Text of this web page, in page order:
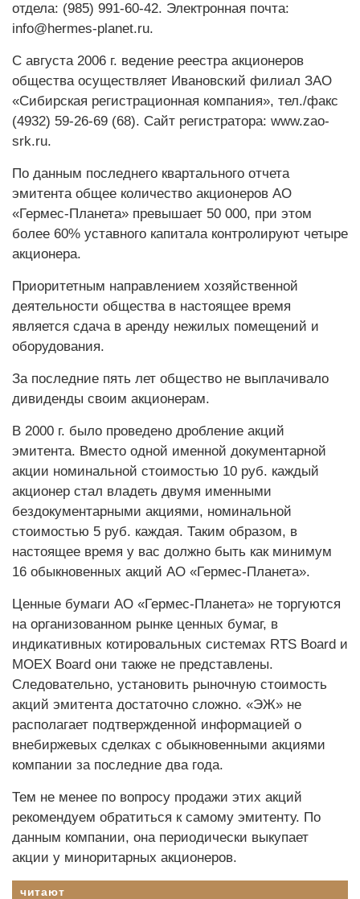
отдела: (985) 991-60-42. Электронная почта:
info@hermes-planet.ru.
С августа 2006 г. ведение реестра акционеров
общества осуществляет Ивановский филиал ЗАО
«Сибирская регистрационная компания», тел./факс
(4932) 59-26-69 (68). Сайт регистратора: www.zao-
srk.ru.
По данным последнего квартального отчета
эмитента общее количество акционеров АО
«Гермес-Планета» превышает 50 000, при этом
более 60% уставного капитала контролируют четыре
акционера.
Приоритетным направлением хозяйственной
деятельности общества в настоящее время
является сдача в аренду нежилых помещений и
оборудования.
За последние пять лет общество не выплачивало
дивиденды своим акционерам.
В 2000 г. было проведено дробление акций
эмитента. Вместо одной именной документарной
акции номинальной стоимостью 10 руб. каждый
акционер стал владеть двумя именными
бездокументарными акциями, номинальной
стоимостью 5 руб. каждая. Таким образом, в
настоящее время у вас должно быть как минимум
16 обыкновенных акций АО «Гермес-Планета».
Ценные бумаги АО «Гермес-Планета» не торгуются
на организованном рынке ценных бумаг, в
индикативных котировальных системах RTS Board и
MOEX Board они также не представлены.
Следовательно, установить рыночную стоимость
акций эмитента достаточно сложно. «ЭЖ» не
располагает подтвержденной информацией о
внебиржевых сделках с обыкновенными акциями
компании за последние два года.
Тем не менее по вопросу продажи этих акций
рекомендуем обратиться к самому эмитенту. По
данным компании, она периодически выкупает
акции у миноритарных акционеров.
читают